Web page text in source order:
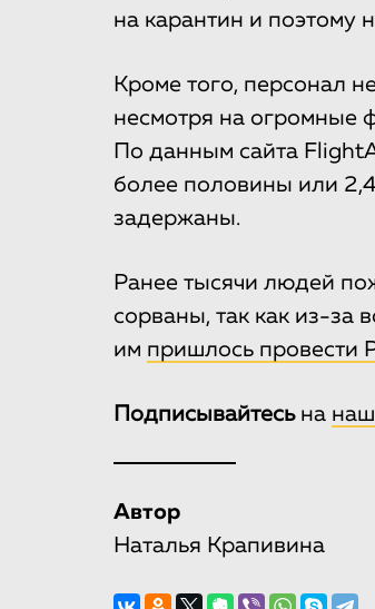
на карантин и поэтому
Кроме того, персонал
несмотря на огромные
По данным сайта
более половины или
задержаны.
Ранее тысячи людей
сорваны, так как из-за
им пришлось провести
Подписывайтесьна
Автор
Наталья Крапивина